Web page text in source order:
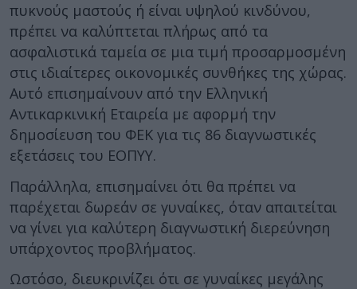
πυκνούς μαστούς ή είναι υψηλού κινδύνου,
πρέπει να καλύπτεται πλήρως από τα
ασφαλιστικά ταμεία σε μια τιμή προσαρμοσμένη
στις ιδιαίτερες οικονομικές συνθήκες της χώρας.
Αυτό επισημαίνουν από την Ελληνική
Αντικαρκινική Εταιρεία με αφορμή την
δημοσίευση του ΦΕΚ για τις 86 διαγνωστικές
εξετάσεις του ΕΟΠΥΥ.
Παράλληλα, επισημαίνει ότι θα πρέπει να
παρέχεται δωρεάν σε γυναίκες, όταν απαιτείται
να γίνει για καλύτερη διαγνωστική διερεύνηση
υπάρχοντος προβλήματος.
Ωστόσο, διευκρινίζει ότι σε γυναίκες μεγάλης